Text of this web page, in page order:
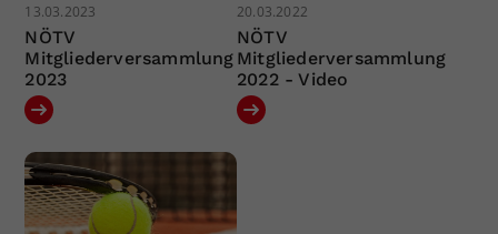
13.03.2023
NÖTV
Mitgliederversammlung
2023
20.03.2022
NÖTV
Mitgliederversammlung
2022 - Video